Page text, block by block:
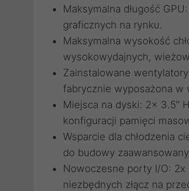
Maksymalna długość
graficznych na rynku.
Maksymalna wysokość
wysokowydajnych,
Zainstalowane
fabrycznie wyposażona w
Miejsca na dyski: 2x 3.5”
konfiguracji pamięci
Wsparcie dla chłodzenia
do budowy
Nowoczesne porty I/O:
niezbędnych złącz na